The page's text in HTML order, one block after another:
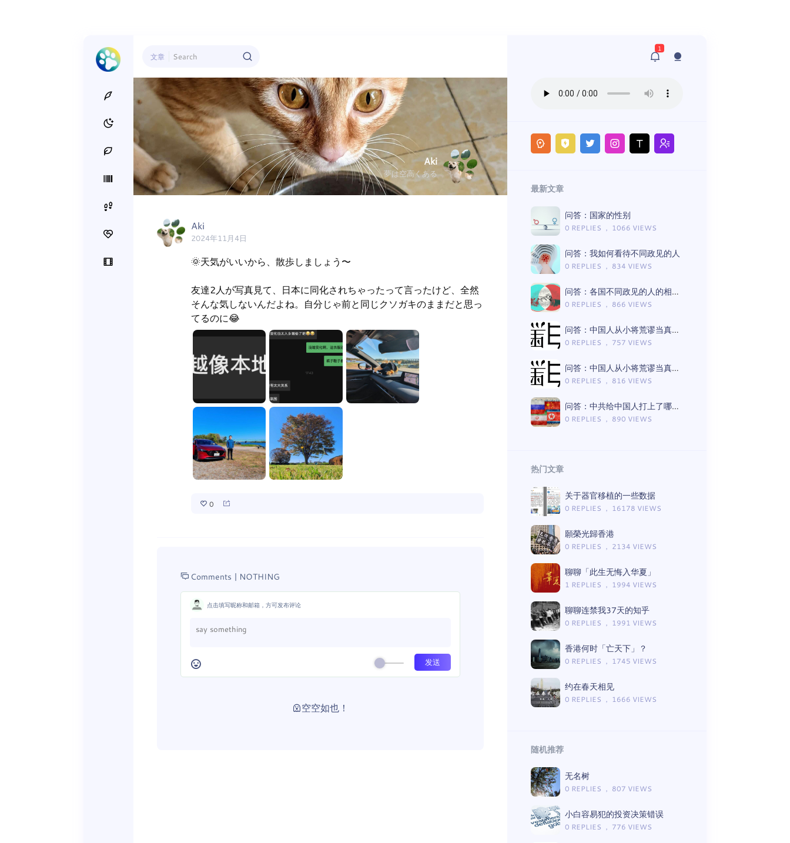
文章
Aki
夢は空高くある
Aki
2024年11月4日
🌞天気がいいから、散歩しましょう〜
友達2人が写真見て、日本に同化されちゃったって言ったけど、全然
そんな気しないんだよね。自分じゃ前と同じクソガキのままだと思っ
てるのに😂
0
Comments | NOTHING
点击填写昵称和邮箱，方可发布评论
空空如也！
1
最新文章
问答：国家的性别
0 REPLIES ， 1066 VIEWS
问答：我如何看待不同政见的人
0 REPLIES ， 834 VIEWS
问答：各国不同政见的人的相处模式差异
0 REPLIES ， 866 VIEWS
问答：中国人从小将荒谬当真理的言论有哪些（Gemini版）
0 REPLIES ， 757 VIEWS
问答：中国人从小将荒谬当真理的言论有哪些（ChatGPT版）
0 REPLIES ， 816 VIEWS
问答：中共给中国人打上了哪些思想钢印（Gemini版）
0 REPLIES ， 890 VIEWS
热门文章
关于器官移植的一些数据
0 REPLIES ， 16178 VIEWS
願榮光歸香港
0 REPLIES ， 2134 VIEWS
聊聊「此生无悔入华夏」
1 REPLIES ， 1994 VIEWS
聊聊连禁我37天的知乎
0 REPLIES ， 1991 VIEWS
香港何时「亡天下」？
0 REPLIES ， 1745 VIEWS
约在春天相见
0 REPLIES ， 1666 VIEWS
随机推荐
无名树
0 REPLIES ， 807 VIEWS
小白容易犯的投资决策错误
0 REPLIES ， 776 VIEWS